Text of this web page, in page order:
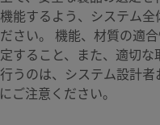
ィと接続する場合
Dow Corning 111
フルオロカーボン
能するよう、システム
さい。 機能、材質の適
すること、また、適切
うのは、システム設計
ご注意ください。